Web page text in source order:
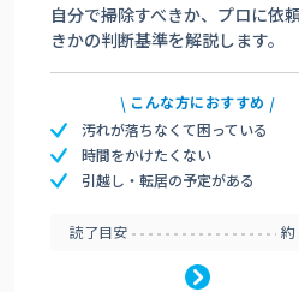
自分で掃除すべきか、プロに依
きかの判断基準を解説します。
こんな方におすすめ
汚れが落ちなくて困っている
時間をかけたくない
引越し・転居の予定がある
読了目安